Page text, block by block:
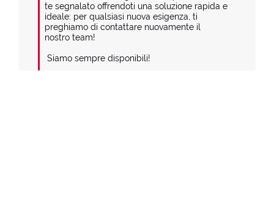
te segnalato offrendoti una soluzione rapida e
ideale: per qualsiasi nuova esigenza, ti
preghiamo di contattare nuovamente il
nostro team!